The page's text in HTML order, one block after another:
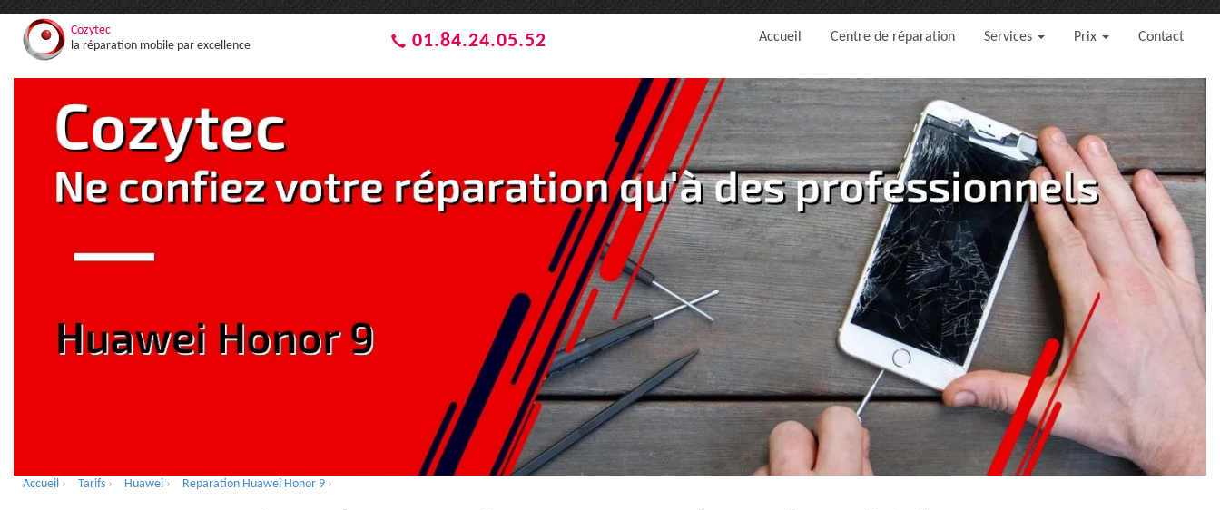
Cozytec
la réparation mobile par excellence
01.84.24.05.52 Accueil Centre de réparation Services Prix Contact
Accueil › Tarifs › Huawei › Reparation Huawei Honor 9 ›